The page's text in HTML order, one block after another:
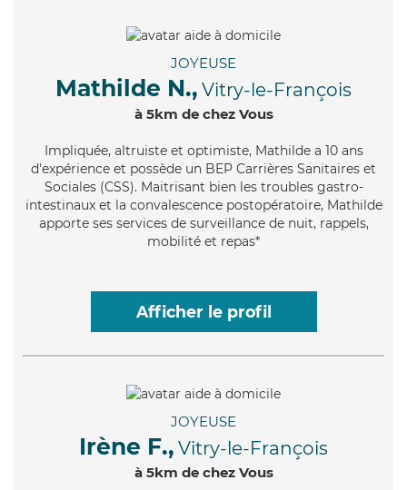
JOYEUSE
Mathilde N., Vitry-le-François
à 5km de chez Vous
Impliquée, altruiste et optimiste, Mathilde a 10 ans
d'expérience et possède un BEP Carrières Sanitaires et
Sociales (CSS). Maitrisant bien les troubles gastro-
intestinaux et la convalescence postopératoire, Mathilde
apporte ses services de surveillance de nuit, rappels,
mobilité et repas*
Afficher le profil
JOYEUSE
Irène F., Vitry-le-François
à 5km de chez Vous